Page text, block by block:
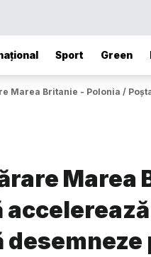
Sport Green
Marea Britanie - Polonia /
Marea